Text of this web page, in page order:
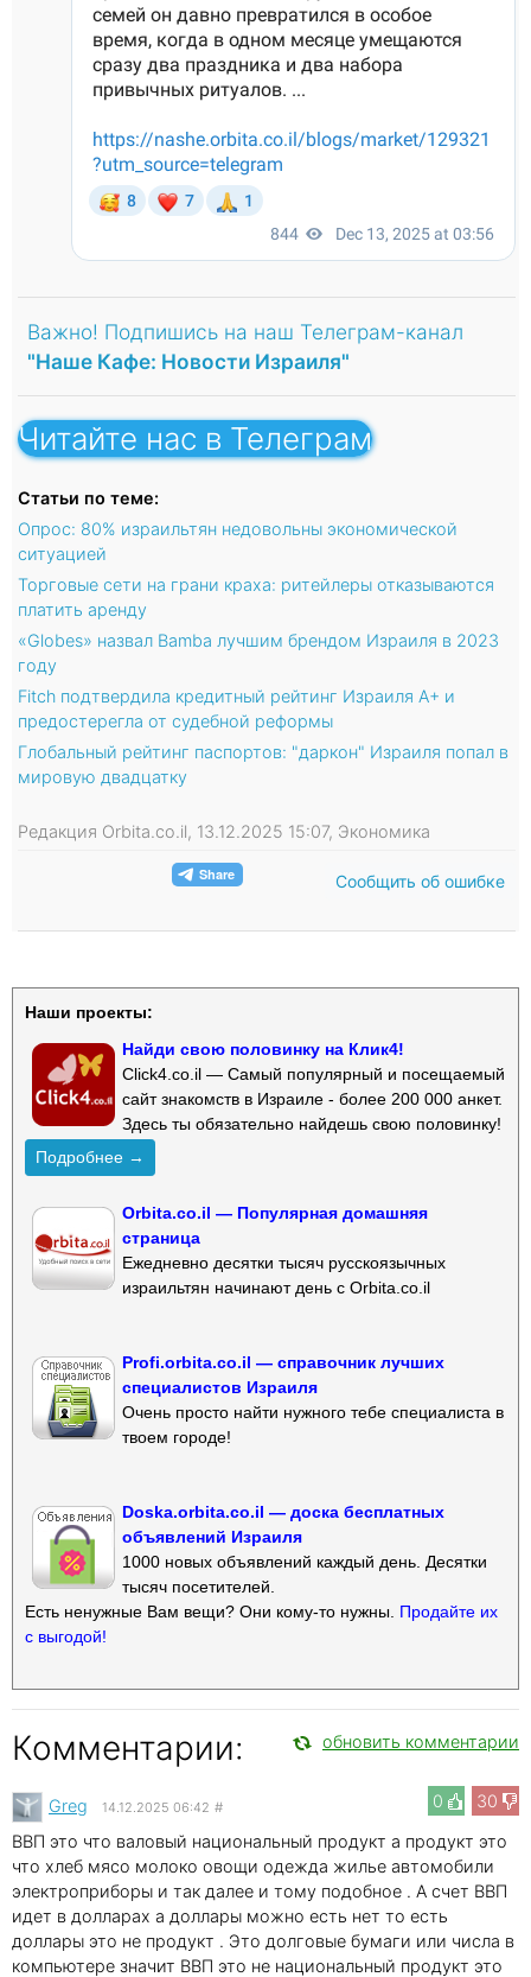
Важно! Подпишись на наш Телеграм-канал
"Наше Кафе: Новости Израиля"
Читайте нас в Телеграм
Статьи по теме:
Опрос: 80% израильтян недовольны экономической
ситуацией
Торговые сети на грани краха: ритейлеры отказываются
платить аренду
«Globes» назвал Bamba лучшим брендом Израиля в 2023
году
Fitch подтвердила кредитный рейтинг Израиля A+ и
предостерегла от судебной реформы
Глобальный рейтинг паспортов: "даркон" Израиля попал в
мировую двадцатку
Редакция Orbita.co.il, 13.12.2025 15:07, Экономика
Сообщить об ошибке
Наши проекты:
Найди свою половинку на Клик4!
Click4.co.il — Самый популярный и посещаемый
сайт знакомств в Израиле - более 200 000 анкет.
Здесь ты обязательно найдешь свою половинку!
Подробнее →
Orbita.co.il — Популярная домашняя
страница
Ежедневно десятки тысяч русскоязычных
израильтян начинают день с Orbita.co.il
Profi.orbita.co.il — справочник лучших
специалистов Израиля
Очень просто найти нужного тебе специалиста в
твоем городе!
Doska.orbita.co.il — доска бесплатных
объявлений Израиля
1000 новых объявлений каждый день. Десятки
тысяч посетителей.
Есть ненужные Вам вещи? Они кому-то нужны. Продайте их
с выгодой!
Комментарии: обновить комментарии
0 30
Greg 14.12.2025 06:42 #
ВВП это что валовый национальный продукт а продукт это
что хлеб мясо молоко овощи одежда жилье автомобили
электроприборы и так далее и тому подобное . А счет ВВП
идет в долларах а доллары можно есть нет то есть
доллары это не продукт . Это долговые бумаги или числа в
компьютере значит ВВП это не национальный продукт это